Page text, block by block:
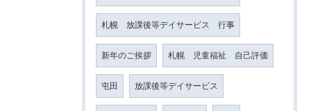
札幌 放課後等デイサービス 行事
新年のご挨拶 札幌 児童福祉 自己評価
屯田 放課後等デイサービス